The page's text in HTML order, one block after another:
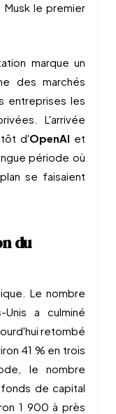
le premier
marque un
des marchés
entreprises les
L'arrivée
d'OpenAI et
période où
se faisaient
du
Le nombre
a culminé
retombé
41 % en trois
le nombre
de capital
1 900 à près